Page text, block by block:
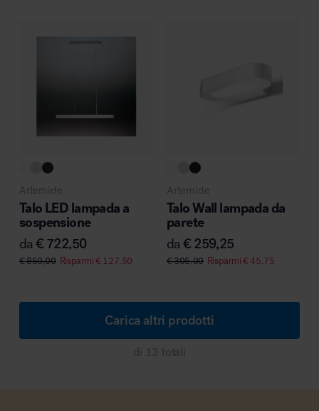
Artemide
Talo LED lampada a
sospensione
da€ 722,50
€850,00 Risparmi€127,50
Artemide
Talo Wall lampada da
parete
da€ 259,25
€305,00 Risparmi€45,75
Carica altri prodotti
di 13 totali